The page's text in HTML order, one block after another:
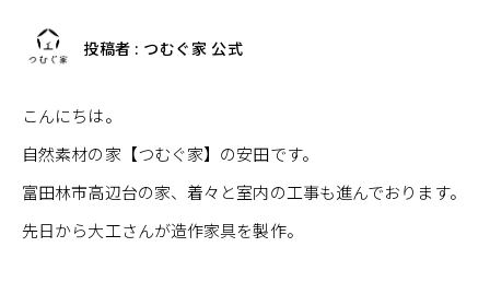
投稿者 : つむぐ家 公式
こんにちは。
自然素材の家【つむぐ家】の安田です。
富田林市高辺台の家、着々と室内の工事も進んでおります。
先日から大工さんが造作家具を製作。